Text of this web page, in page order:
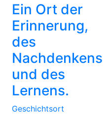
Ein Ort der
Erinnerung,
des
Nachdenkens
und des
Lernens.
Geschichtsort